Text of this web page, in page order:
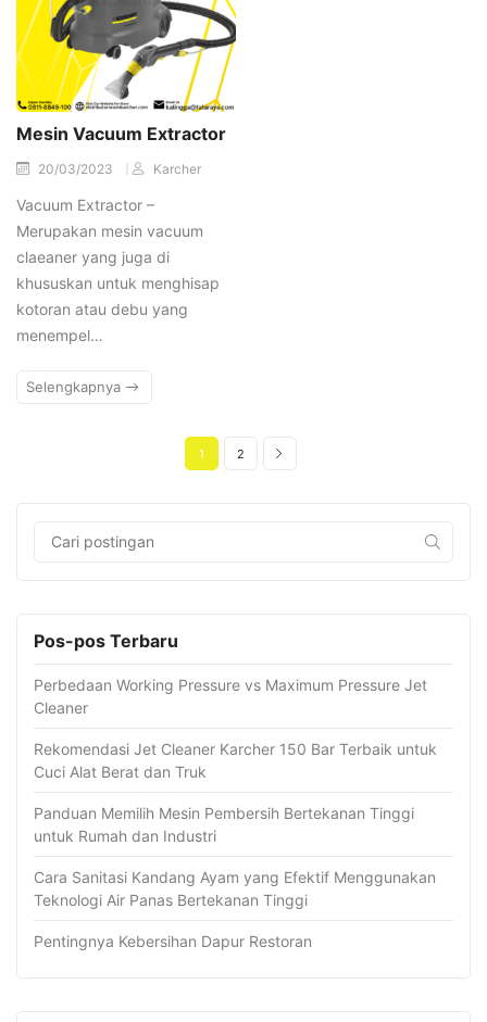
Mesin Vacuum Extractor
20/03/2023 Karcher
Vacuum Extractor –
Merupakan mesin vacuum
claeaner yang juga di
khususkan untuk menghisap
kotoran atau debu yang
menempel…
Selengkapnya
1 2
Pos-pos Terbaru
Perbedaan Working Pressure vs Maximum Pressure Jet
Cleaner
Rekomendasi Jet Cleaner Karcher 150 Bar Terbaik untuk
Cuci Alat Berat dan Truk
Panduan Memilih Mesin Pembersih Bertekanan Tinggi
untuk Rumah dan Industri
Cara Sanitasi Kandang Ayam yang Efektif Menggunakan
Teknologi Air Panas Bertekanan Tinggi
Pentingnya Kebersihan Dapur Restoran